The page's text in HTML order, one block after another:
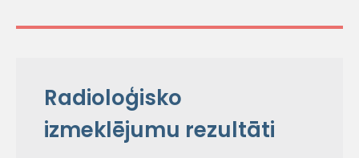
Radioloģisko
izmeklējumu rezultāti